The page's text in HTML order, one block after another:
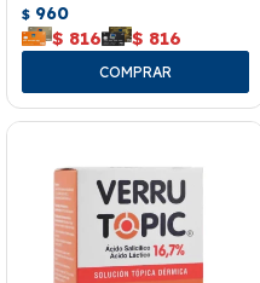
$ 960
$ 816 $ 816